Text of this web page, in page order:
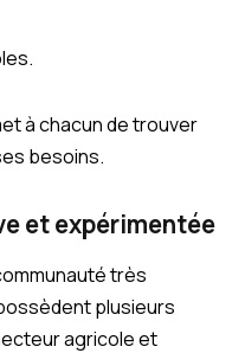
à chacun de trouver
besoins.
et expérimentée
très
plusieurs
agricole et